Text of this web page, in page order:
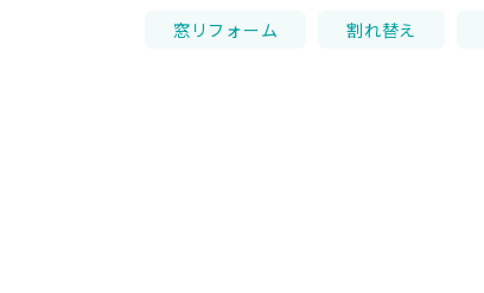
窓リフォーム 割れ替え